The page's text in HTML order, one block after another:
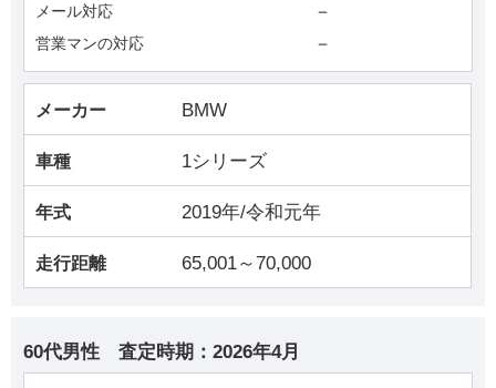
メール対応 －
営業マンの対応 －
メーカー BMW
車種 1シリーズ
年式 2019年/令和元年
走行距離 65,001～70,000
60代男性 査定時期： 2026年4月